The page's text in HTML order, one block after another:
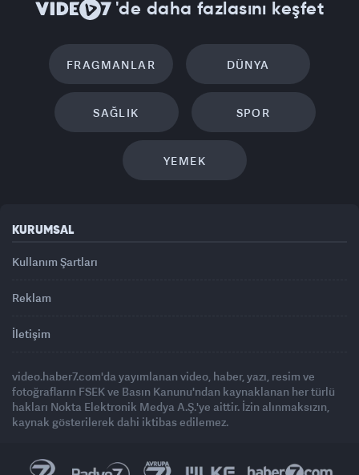
'de daha fazlasını keşfet
FRAGMANLAR DÜNYA
SAĞLIK SPOR
YEMEK
KURUMSAL
Kullanım Şartları
Reklam
İletişim
video.haber7.com'da yayımlanan video, haber, yazı, resim ve
fotoğrafların FSEK ve Basın Kanunu'ndan kaynaklanan her türlü
hakları Nokta Elektronik Medya A.Ş.'ye aittir. İzin alınmaksızın,
kaynak gösterilerek dahi iktibas edilemez.